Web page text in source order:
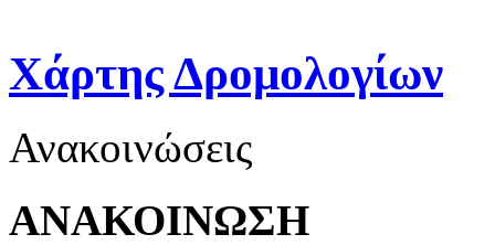
Χάρτης Δρομολογίων
Ανακοινώσεις
ΑΝΑΚΟΙΝΩΣΗ